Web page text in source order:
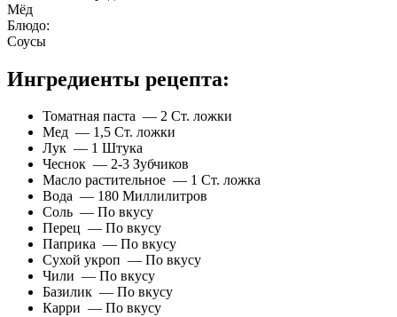
Мёд
Блюдо:
Соусы
Ингредиенты рецепта:
Томатная паста — 2 Ст. ложки
Мед — 1,5 Ст. ложки
Лук — 1 Штука
Чеснок — 2-3 Зубчиков
Масло растительное — 1 Ст. ложка
Вода — 180 Миллилитров
Соль — По вкусу
Перец — По вкусу
Паприка — По вкусу
Сухой укроп — По вкусу
Чили — По вкусу
Базилик — По вкусу
Карри — По вкусу